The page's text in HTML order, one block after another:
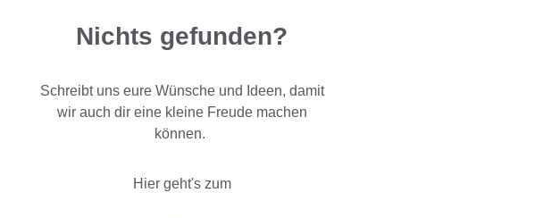
Nichts gefunden?
Schreibt uns eure Wünsche und Ideen, damit
wir auch dir eine kleine Freude machen
können.
Hier geht's zum